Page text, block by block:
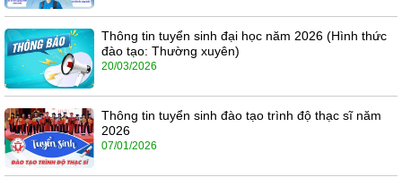
Thông tin tuyển sinh đại học năm 2026 (Hình thức
đào tạo: Thường xuyên)
20/03/2026
Thông tin tuyển sinh đào tạo trình độ thạc sĩ năm
2026
07/01/2026